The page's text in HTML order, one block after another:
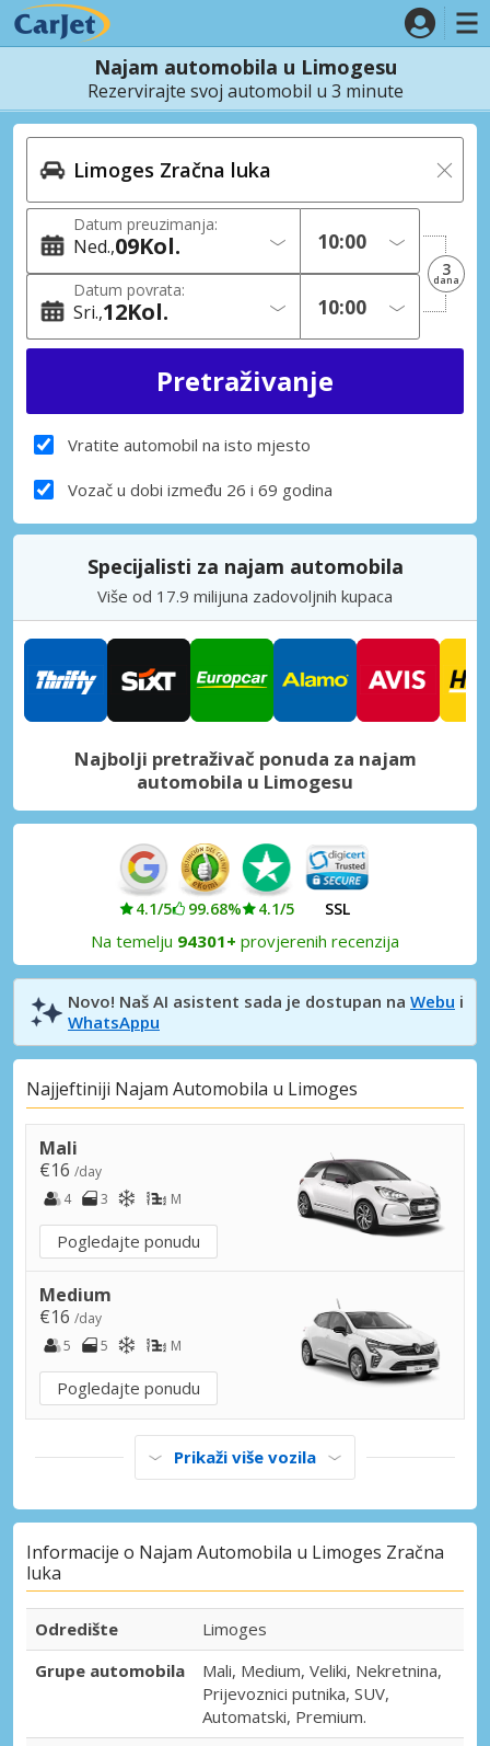
Najam automobila u Limogesu
Rezervirajte svoj automobil u 3 minute
Datum preuzimanja:
Ned. 09Kol.
Datum povrata:
Sri. 12Kol.
3
dana
Vratite automobil na isto mjesto
Vozač u dobi između 26 i 69 godina
Specijalisti za najam automobila
Više od 17.9 milijuna zadovoljnih kupaca
Najbolji pretraživač ponuda za najam
automobila u Limogesu
4.1/5 99.68% 4.1/5 SSL
Na temelju 94301+ provjerenih recenzija
Novo! Naš AI asistent sada je dostupan na Webu i
WhatsAppu
Najjeftiniji Najam Automobila u Limoges
Mali
€16 /day
4
3 M
Pogledajte ponudu
Medium
€16 /day
5
5 M
Pogledajte ponudu
Prikaži više vozila
Informacije o Najam Automobila u Limoges Zračna
luka
Odredište
Limoges
Grupe automobila
Mali, Medium, Veliki, Nekretnina,
Prijevoznici putnika, SUV,
Automatski, Premium.